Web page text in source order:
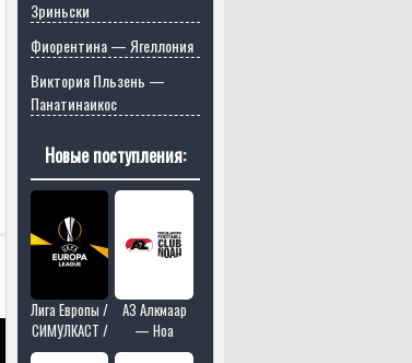
Зриньски
Фиорентина — Ягеллония
Виктория Пльзень —
Панатинаикос
Новые поступления:
Лига Европы /
СИМУЛКАСТ /
МУЛЬТИКАСТ
АЗ Алкмаар
— Ноа